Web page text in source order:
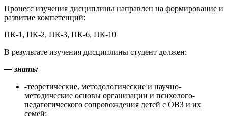
Процесс изучения дисциплины направлен на формирование и
развитие компетенций:
ПК-1, ПК-2, ПК-3, ПК-6, ПК-10
В результате изучения дисциплины студент должен:
— знать:
-теоретические, методологические и научно-
методические основы организации и психолого-
педагогического сопровождения детей с ОВЗ и их
семей;